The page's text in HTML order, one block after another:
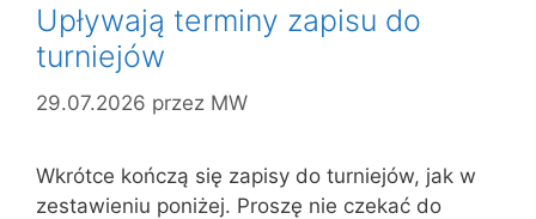
Upływają terminy zapisu do
turniejów
29.07.2026 przez MW
Wkrótce kończą się zapisy do turniejów, jak w
zestawieniu poniżej. Proszę nie czekać do